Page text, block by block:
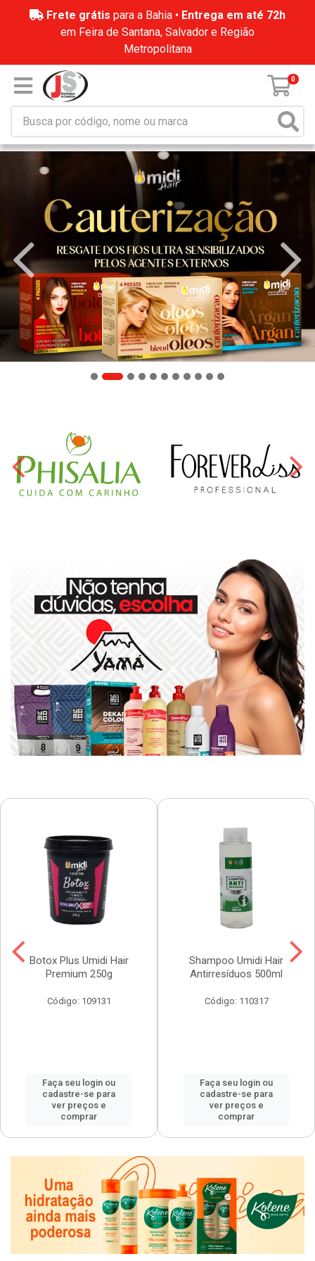
Frete grátis para a Bahia • Entrega em até 72h
em Feira de Santana, Salvador e Região
Metropolitana
0
Botox Plus Umidi Hair
Premium 250g
Código: 109131
Faça seu login ou
cadastre-se para
ver preços e
comprar
Shampoo Umidi Hair
Antirresíduos 500ml
Código: 110317
Faça seu login ou
cadastre-se para
ver preços e
comprar